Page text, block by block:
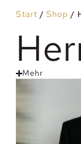
Start /Shop /
Mehr